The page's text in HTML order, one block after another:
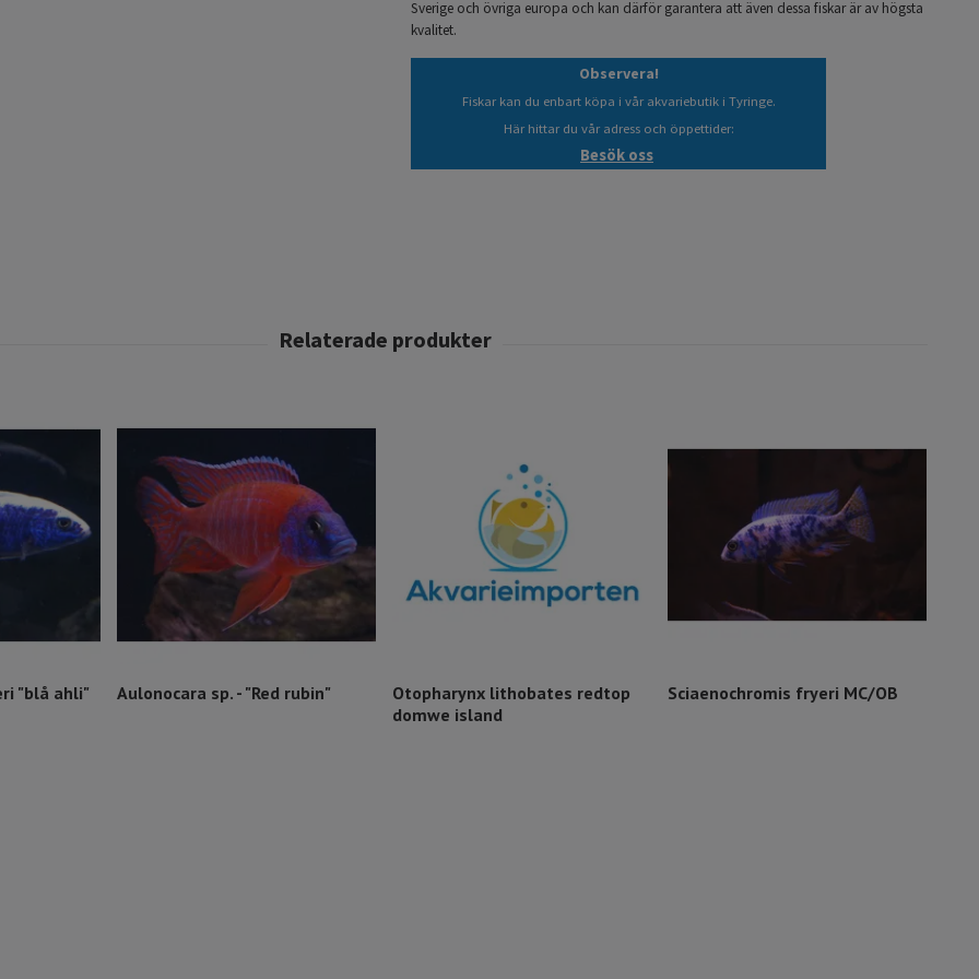
Sverige och övriga europa och kan därför garantera att även dessa fiskar är av högsta
kvalitet.
Observera!
Fiskar kan du enbart köpa i vår akvariebutik i Tyringe.
Här hittar du vår adress och öppettider:
Besök oss
"blå ahli" Aulonocara sp. - "Red rubin"
Otopharynx lithobates redtop
domwe island
Sciaenochromis fryeri MC/OB